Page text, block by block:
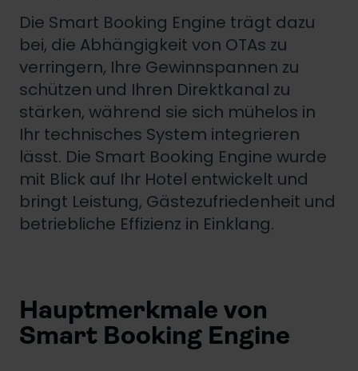
Die Smart Booking Engine trägt dazu
bei, die Abhängigkeit von OTAs zu
verringern, Ihre Gewinnspannen zu
schützen und Ihren Direktkanal zu
stärken, während sie sich mühelos in
Ihr technisches System integrieren
lässt. Die Smart Booking Engine wurde
mit Blick auf Ihr Hotel entwickelt und
bringt Leistung, Gästezufriedenheit und
betriebliche Effizienz in Einklang.
Hauptmerkmale von
Smart Booking Engine